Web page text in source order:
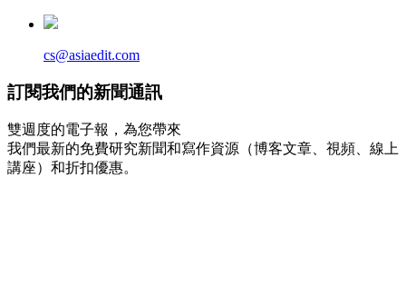
cs@asiaedit.com
訂閱我們的新聞通訊
雙週度的電子報，為您帶來
我們最新的免費研究新聞和寫作資源（博客文章、視頻、線上
講座）和折扣優惠。